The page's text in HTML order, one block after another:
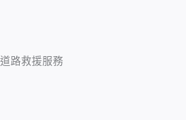
道路救援服務